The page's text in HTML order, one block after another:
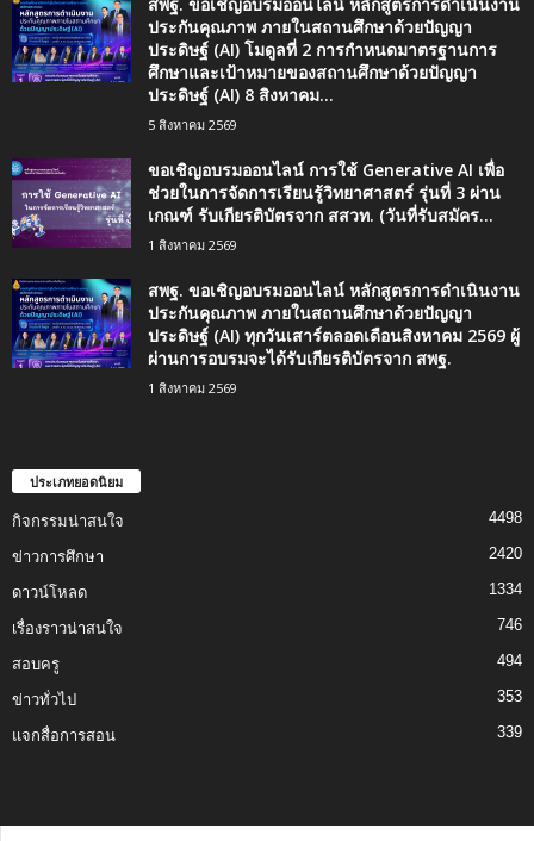
ประกันคุณภาพ ภายในสถานศึกษาด้วยปัญญา
ประดิษฐ์ (AI) โมดูลที่ 2 การกำหนดมาตรฐานการ
ศึกษาและเป้าหมายของสถานศึกษาด้วยปัญญา
ประดิษฐ์ (AI) 8 สิงหาคม...
5 สิงหาคม 2569
ขอเชิญอบรมออนไลน์ การใช้ Generative AI เพื่อ
ช่วยในการจัดการเรียนรู้วิทยาศาสตร์ รุ่นที่ 3 ผ่าน
เกณฑ์ รับเกียรติบัตรจาก สสวท. (วันที่รับสมัคร...
1 สิงหาคม 2569
สพฐ. ขอเชิญอบรมออนไลน์ หลักสูตรการดำเนินงาน
ประกันคุณภาพ ภายในสถานศึกษาด้วยปัญญา
ประดิษฐ์ (AI) ทุกวันเสาร์ตลอดเดือนสิงหาคม 2569 ผู้
ผ่านการอบรมจะได้รับเกียรติบัตรจาก สพฐ.
1 สิงหาคม 2569
ประเภทยอดนิยม
กิจกรรมน่าสนใจ 4498
ข่าวการศึกษา 2420
ดาวน์โหลด 1334
เรื่องราวน่าสนใจ 746
สอบครู 494
ข่าวทั่วไป 353
แจกสื่อการสอน 339